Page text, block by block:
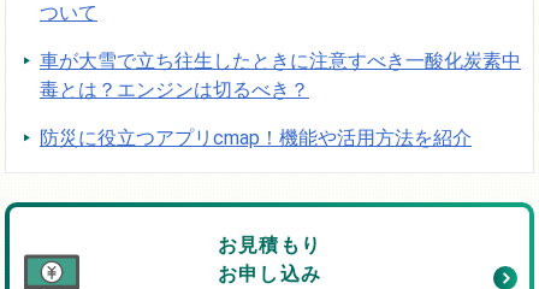
ついて
車が大雪で立ち往生したときに注意すべき一酸化炭素中
毒とは？エンジンは切るべき？
防災に役立つアプリcmap！機能や活用方法を紹介
お見積もり
お申し込み